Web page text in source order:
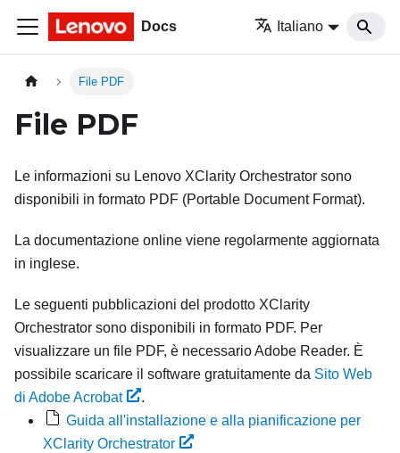
Docs Italiano
File PDF
File PDF
Le informazioni su Lenovo XClarity Orchestrator sono
disponibili in formato PDF (Portable Document Format).
La documentazione online viene regolarmente aggiornata
in inglese.
Le seguenti pubblicazioni del prodotto XClarity
Orchestrator sono disponibili in formato PDF. Per
visualizzare un file PDF, è necessario Adobe Reader. È
possibile scaricare il software gratuitamente da Sito Web
di Adobe Acrobat
.
Guida all'installazione e alla pianificazione per
XClarity Orchestrator